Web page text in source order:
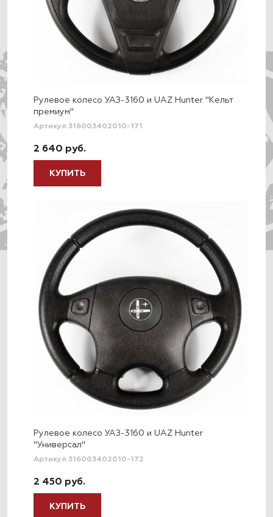
Рулевое колесо УАЗ-3160 и UAZ Hunter "Кельт
премиум"
Артикул 316003402010-171
2 640 руб.
КУПИТЬ
Рулевое колесо УАЗ-3160 и UAZ Hunter
"Универсал"
Артикул 316003402010-172
2 450 руб.
КУПИТЬ